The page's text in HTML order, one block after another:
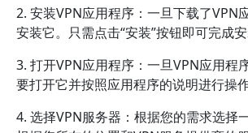
2. 安装VPN应用程序：一旦下载了VPN
安装它。只需点击“安装”按钮即可完成安
3. 打开VPN应用程序：一旦VPN应用程
要打开它并按照应用程序的说明进行操作
4. 选择VPN服务器：根据您的需求选择